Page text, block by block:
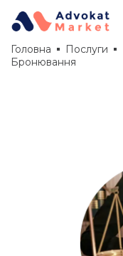
Головна Послуги
Бронювання